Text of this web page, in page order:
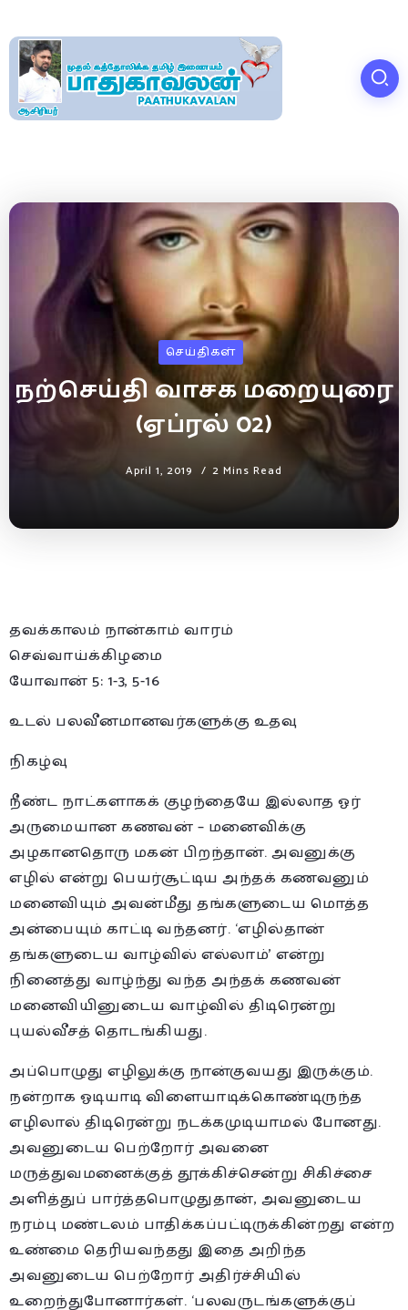
செய்திகள்
நற்செய்தி வாசக மறையுரை
(ஏப்ரல் 02)
April 1, 2019 2 Mins Read
தவக்காலம் நான்காம் வாரம்
செவ்வாய்க்கிழமை
யோவான் 5: 1-3, 5-16
உடல் பலவீனமானவர்களுக்கு உதவு
நிகழ்வு
நீண்ட நாட்களாகக் குழந்தையே இல்லாத ஓர்
அருமையான கணவன் – மனைவிக்கு
அழகானதொரு மகன் பிறந்தான். அவனுக்கு
எழில் என்று பெயர்சூட்டிய அந்தக் கணவனும்
மனைவியும் அவன்மீது தங்களுடைய மொத்த
அன்பையும் காட்டி வந்தனர். ‘எழில்தான்
தங்களுடைய வாழ்வில் எல்லாம்’ என்று
நினைத்து வாழ்ந்து வந்த அந்தக் கணவன்
மனைவியினுடைய வாழ்வில் திடிரென்று
புயல்வீசத் தொடங்கியது.
அப்பொழுது எழிலுக்கு நான்குவயது இருக்கும்.
நன்றாக ஓடியாடி விளையாடிக்கொண்டிருந்த
எழிலால் திடிரென்று நடக்கமுடியாமல் போனது.
அவனுடைய பெற்றோர் அவனை
மருத்துவமனைக்குத் தூக்கிச்சென்று சிகிச்சை
அளித்துப் பார்த்தபொழுதுதான், அவனுடைய
நரம்பு மண்டலம் பாதிக்கப்பட்டிருக்கின்றது என்ற
உண்மை தெரியவந்தது இதை அறிந்த
அவனுடைய பெற்றோர் அதிர்ச்சியில்
உறைந்துபோனார்கள். ‘பலவருடங்களுக்குப்